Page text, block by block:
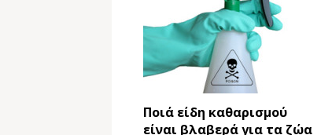
Ποιά είδη καθαρισμού
είναι βλαβερά για τα ζώα